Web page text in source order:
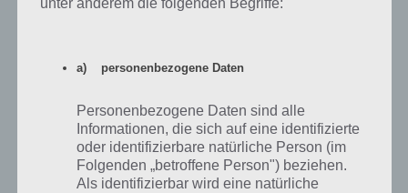
Hallo zusammen, ich brauche noch einige coole Nachbar die auch in
den Nachbarstädte herum Geistern. ;-) ;-)
Antworten
unter anderem die folgenden Begriffe:
a) personenbezogene Daten
Personenbezogene Daten sind alle
Informationen, die sich auf eine identifizierte
oder identifizierbare natürliche Person (im
Folgenden „betroffene Person") beziehen.
Als identifizierbar wird eine natürliche